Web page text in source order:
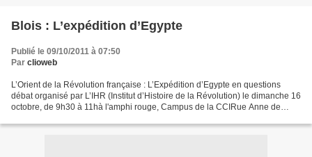
Blois : L’expédition d’Egypte
Publié le 09/10/2011 à 07:50
Par clioweb
L’Orient de la Révolution française : L’Expédition d’Egypte en questions
débat organisé par L’IHR (Institut d’Histoire de la Révolution) le dimanche 16
octobre, de 9h30 à 11hà l'amphi rouge, Campus de la CCIRue Anne de